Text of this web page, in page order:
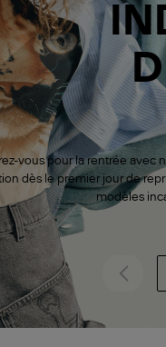
vous pour la rentrée avec
dès le premier jour de
modèles